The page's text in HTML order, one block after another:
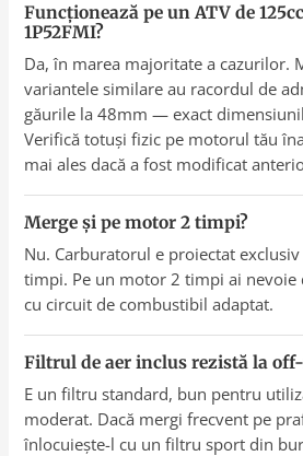
Funcționează pe un ATV de
1P52FMI?
Da, în marea majoritate a cazurilor.
variantele similare au racordul de
găurile la 48mm — exact
Verifică totuși fizic pe motorul tău
mai ales dacă a fost modificat
Merge și pe motor 2 timpi?
Nu. Carburatorul e proiectat
timpi. Pe un motor 2 timpi ai nevoie
cu circuit de combustibil adaptat.
Filtrul de aer inclus rezistă la
E un filtru standard, bun pentru
moderat. Dacă mergi frecvent pe
înlocuiește-l cu un filtru sport din